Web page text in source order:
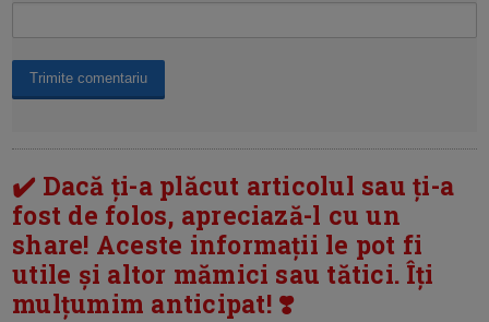
✔️ Dacă ți-a plăcut articolul sau ți-a
fost de folos, apreciază-l cu un
share! Aceste informații le pot fi
utile și altor mămici sau tătici. Îți
mulțumim anticipat! ❣️